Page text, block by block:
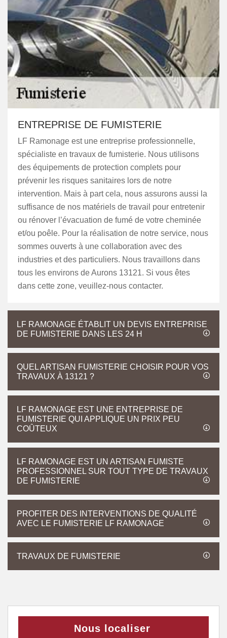
ENTREPRISE DE FUMISTERIE
LF Ramonage est une entreprise professionnelle,
spécialiste en travaux de fumisterie. Nous utilisons
des équipements de protection complets pour
prévenir les risques sanitaires lors de notre
intervention. Mais à part cela, nous assurons aussi la
suffisance de nos matériels de travail pour entretenir
ou rénover l’évacuation de fumé de votre cheminée
et/ou poêle. Pour la réalisation de notre service, nous
sommes ouverts à une collaboration avec des
industries et des particuliers. Nous travaillons dans
tous les environs de Aurons 13121. Si vous êtes
dans cette zone, veuillez-nous contacter.
LF RAMONAGE ÉTABLIT UN DEVIS ENTREPRISE
DE FUMISTERIE DANS LES 24 H
QUEL ARTISAN FUMISTERIE CHOISIR POUR VOS
TRAVAUX À 13121 ?
LF RAMONAGE EST UNE ENTREPRISE DE
FUMISTERIE QUI APPLIQUE UN PRIX PEU
COÛTEUX
LF RAMONAGE EST UN ARTISAN FUMISTE
PROFESSIONNEL SUR TOUT TYPE DE TRAVAUX
DE FUMISTERIE
PROFITER DES INTERVENTIONS DE QUALITÉ
AVEC LE FUMISTERIE LF RAMONAGE
TRAVAUX DE FUMISTERIE
Nous localiser